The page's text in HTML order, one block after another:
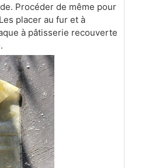
Procéder de même pour
placer au fur et à
à pâtisserie recouverte